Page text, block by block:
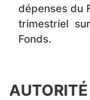
dépenses du
trimestriel
Fonds.
AUTORITÉ